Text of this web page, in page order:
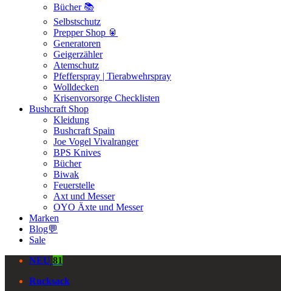
Bücher 📚
Selbstschutz
Prepper Shop 🥫
Generatoren
Geigerzähler
Atemschutz
Pfefferspray | Tierabwehrspray
Wolldecken
Krisenvorsorge Checklisten
Bushcraft Shop
Kleidung
Bushcraft Spain
Joe Vogel Vivalranger
BPS Knives
Bücher
Biwak
Feuerstelle
Axt und Messer
OYO Äxte und Messer
Marken
Blog💬
Sale
NEU 81
Rucksack